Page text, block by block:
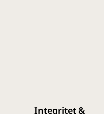
Integritet &